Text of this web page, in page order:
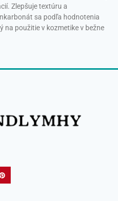
Zlepšuje textúru a
sa podľa hodnotenia
na použitie v kozmetike v bežne